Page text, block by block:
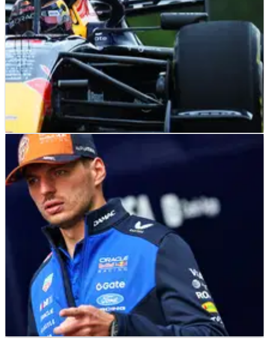
F1 NEWS
Red Bull Ungkap Solusi dari Sayap Belakang
Macarena yang Bermasalah